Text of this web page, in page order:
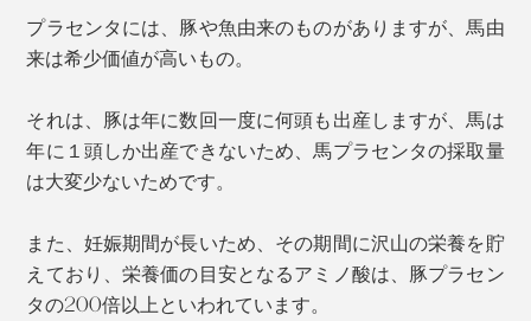
プラセンタには、豚や魚由来のものがありますが、馬由
来は希少価値が高いもの。
それは、豚は年に数回一度に何頭も出産しますが、馬は
年に１頭しか出産できないため、馬プラセンタの採取量
は大変少ないためです。
また、妊娠期間が長いため、その期間に沢山の栄養を貯
えており、栄養価の目安となるアミノ酸は、豚プラセン
タの200倍以上といわれています。